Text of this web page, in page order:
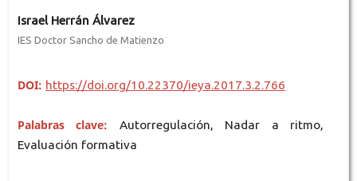
Israel Herrán Álvarez
IES Doctor Sancho de Matienzo
DOI: https://doi.org/10.22370/ieya.2017.3.2.766
Palabras clave: Autorregulación, Nadar a ritmo,
Evaluación formativa